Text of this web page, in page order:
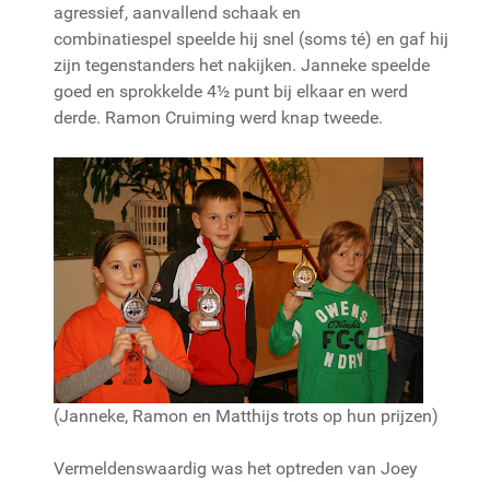
agressief, aanvallend schaak en
combinatiespel speelde hij snel (soms té) en gaf hij
zijn tegenstanders het nakijken. Janneke speelde
goed en sprokkelde 4½ punt bij elkaar en werd
derde. Ramon Cruiming werd knap tweede.
(Janneke, Ramon en Matthijs trots op hun prijzen)
Vermeldenswaardig was het optreden van Joey